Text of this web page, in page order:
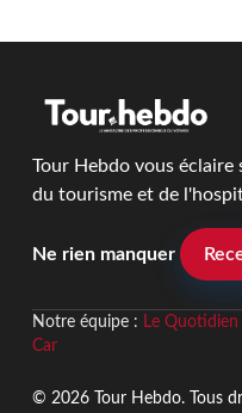
Tour Hebdo vous éclaire
du tourisme et de
Ne rien manquer
Notre équipe : Le
Car
© 2026 Tour Hebdo. Tous